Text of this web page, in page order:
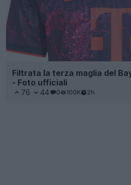
Filtrata la terza maglia del
- Foto ufficiali
76 44 0 100K 2h